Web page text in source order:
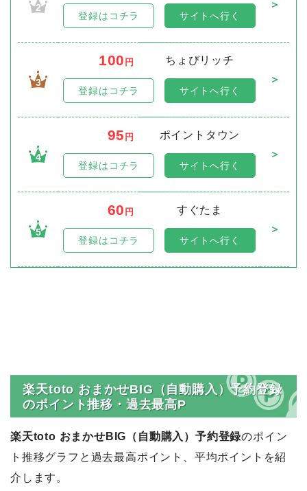
2
＞
登録はコチラ サイトへ行く
3
100 円
ちょびリッチ
＞
登録はコチラ サイトへ行く
4
95 円
ポイントタウン
＞
登録はコチラ サイトへ行く
5
60 円
すぐたま
＞
登録はコチラ サイトへ行く
楽天toto おまかせBIG（自動購入）予約登録
のポイント推移・過去最高P
楽天toto おまかせBIG（自動購入）予約登録のポイン
ト推移グラフと過去最高ポイント、平均ポイントを紹
介します。